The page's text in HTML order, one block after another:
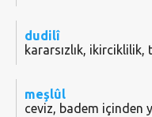
dudilî
kararsızlık, ikirciklilik,
meşlûl
ceviz, badem içinden